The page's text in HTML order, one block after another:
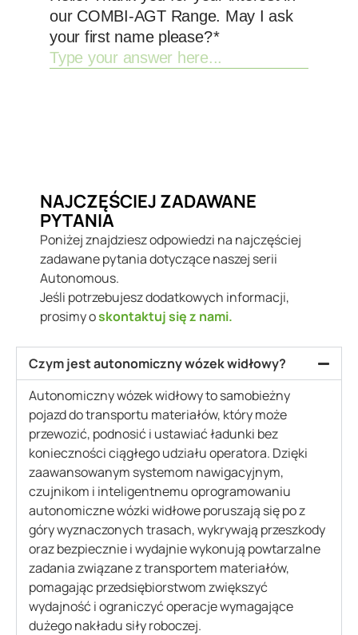
NAJCZĘŚCIEJ ZADAWANE
PYTANIA
Poniżej znajdziesz odpowiedzi na najczęściej
zadawane pytania dotyczące naszej serii
Autonomous.
Jeśli potrzebujesz dodatkowych informacji,
prosimy oskontaktuj się z nami.
Czym jest autonomiczny wózek widłowy?
Autonomiczny wózek widłowy to samobieżny
pojazd do transportu materiałów, który może
przewozić, podnosić i ustawiać ładunki bez
konieczności ciągłego udziału operatora. Dzięki
zaawansowanym systemom nawigacyjnym,
czujnikom i inteligentnemu oprogramowaniu
autonomiczne wózki widłowe poruszają się po z
góry wyznaczonych trasach, wykrywają przeszkody
oraz bezpiecznie i wydajnie wykonują powtarzalne
zadania związane z transportem materiałów,
pomagając przedsiębiorstwom zwiększyć
wydajność i ograniczyć operacje wymagające
dużego nakładu siły roboczej.